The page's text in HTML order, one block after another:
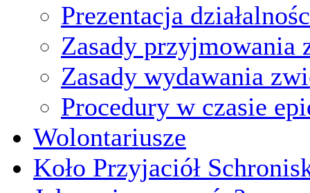
Prezentacja
Zasady przyjmowania
Zasady wydawania
Procedury w czasie
Wolontariusze
Koło Przyjaciół